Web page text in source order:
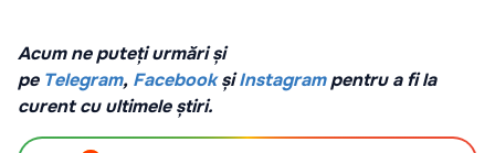
Acum ne puteți urmări și
pe Telegram, Facebook șiInstagrampentru a fi la
curent cu ultimele știri.